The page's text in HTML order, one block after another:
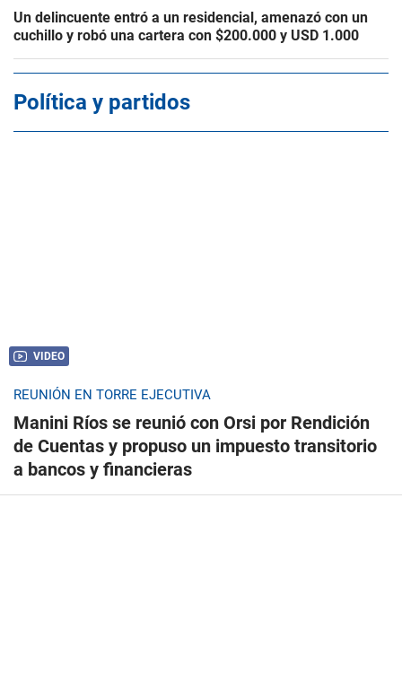
Un delincuente entró a un residencial, amenazó con un
cuchillo y robó una cartera con $200.000 y USD 1.000
Política y partidos
VIDEO
REUNIÓN EN TORRE EJECUTIVA
Manini Ríos se reunió con Orsi por Rendición
de Cuentas y propuso un impuesto transitorio
a bancos y financieras